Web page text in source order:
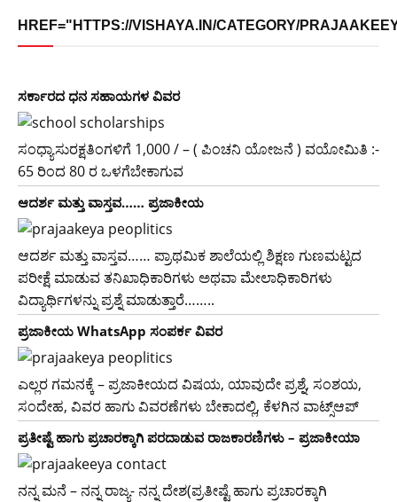
HREF="HTTPS://VISHAYA.IN/CATEGORY/
ಸರ್ಕಾರದ​ ​ಧನ ಸಹಾಯಗಳ ವಿವರ
ಸಂಧ್ಯಾಸುರಕ್ಷತಿಂಗಳಿಗೆ 1,000 / – ( ಪಿಂಚನಿ ಯೋಜನೆ ) ವಯೋಮಿತಿ :-
65 ರಿಂದ 80 ರ ಒಳಗೆಬೇಕಾಗುವ
ಆದರ್ಶ ಮತ್ತು ವಾಸ್ತವ…… ಪ್ರಜಾಕೀಯ
ಆದರ್ಶ ಮತ್ತು ವಾಸ್ತವ…… ಪ್ರಾಥಮಿಕ ಶಾಲೆಯಲ್ಲಿ ಶಿಕ್ಷಣ ಗುಣಮಟ್ಟದ
ಪರೀಕ್ಷೆ ಮಾಡುವ ತನಿಖಾಧಿಕಾರಿಗಳು ಅಥವಾ ಮೇಲಾಧಿಕಾರಿಗಳು
ವಿದ್ಯಾರ್ಥಿಗಳನ್ನು ಪ್ರಶ್ನೆ ಮಾಡುತ್ತಾರೆ……..
ಪ್ರಜಾಕೀಯ WhatsApp ಸಂಪರ್ಕ ವಿವರ
ಎಲ್ಲರ ಗಮನಕ್ಕೆ – ಪ್ರಜಾಕೀಯದ ವಿಷಯ, ಯಾವುದೇ ಪ್ರಶ್ನೆ, ಸಂಶಯ,
ಸಂದೇಹ, ವಿವರ ಹಾಗು ವಿವರಣೆಗಳು ಬೇಕಾದಲ್ಲಿ, ಕೆಳಗಿನ ವಾಟ್ಸ್ಆಪ್
ಪ್ರತೀಷ್ಟೆ ಹಾಗು ಪ್ರಚಾರಕ್ಕಾಗಿ ಪರದಾಡುವ ರಾಜಕಾರಣಿಗಳು – ಪ್ರಜಾಕೀಯಾ
ನನ್ನ ಮನೆ – ನನ್ನ ರಾಜ್ಯ- ನನ್ನ ದೇಶ(ಪ್ರತೀಷ್ಟೆ ಹಾಗು ಪ್ರಚಾರಕ್ಕಾಗಿ